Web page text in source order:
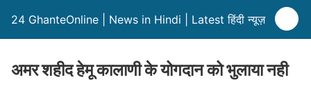
24 GhanteOnline | News in Hindi | Latest हिंदी न्यूज़
अमर शहीद हेमू कालाणी के योगदान को भुलाया नही